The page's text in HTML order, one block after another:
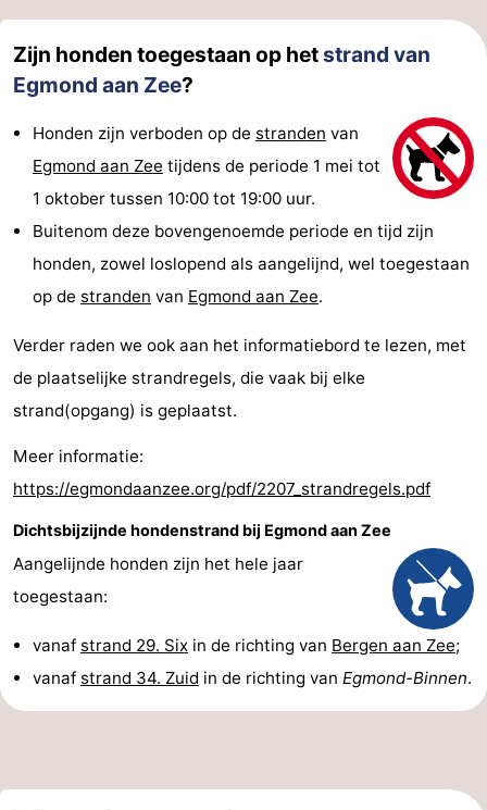
Zijn honden toegestaan op hetstrand van
Egmond aan Zee?
Honden zijn verboden op de stranden van
Egmond aan Zee tijdens de periode 1 mei tot
1 oktober tussen 10:00 tot 19:00 uur.
Buitenom deze bovengenoemde periode en tijd zijn
honden, zowel loslopend als aangelijnd, wel toegestaan
op de stranden van Egmond aan Zee.
Verder raden we ook aan het informatiebord te lezen, met
de plaatselijke strandregels, die vaak bij elke
strand(opgang) is geplaatst.
Meer informatie:
https://egmondaanzee.org/pdf/2207_strandregels.pdf
Dichtsbijzijnde hondenstrand bij Egmond aan Zee
Aangelijnde honden zijn het hele jaar
toegestaan:
vanaf strand 29. Six in de richting van Bergen aan Zee;
vanaf strand 34. Zuid in de richting van Egmond-Binnen.